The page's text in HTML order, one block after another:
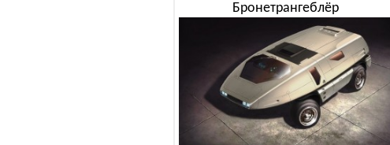
Бронетрангеблёр